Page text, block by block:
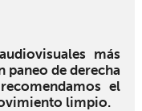
más
paneo de derecha
el
limpio.